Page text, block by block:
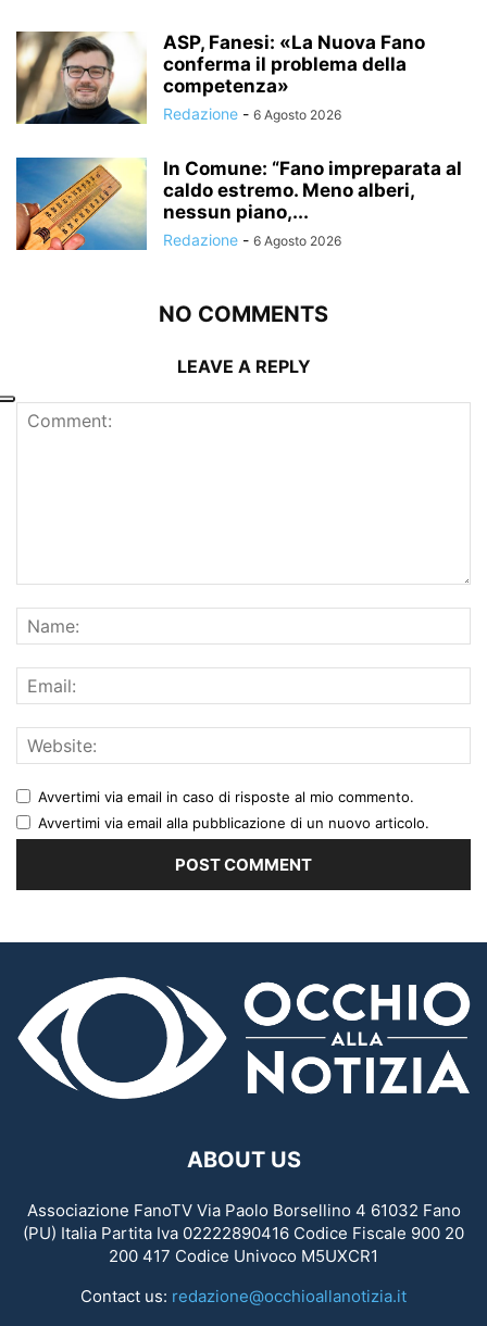
ASP, Fanesi: «La Nuova Fano
conferma il problema della
competenza»
Redazione - 6 Agosto 2026
In Comune: “Fano impreparata al
caldo estremo. Meno alberi,
nessun piano,...
Redazione - 6 Agosto 2026
NO COMMENTS
LEAVE A REPLY
Avvertimi via email in caso di risposte al mio commento.
Avvertimi via email alla pubblicazione di un nuovo articolo.
ABOUT US
Associazione FanoTV Via Paolo Borsellino 4 61032 Fano
(PU) Italia Partita Iva 02222890416 Codice Fiscale 900 20
200 417 Codice Univoco M5UXCR1
Contact us: redazione@occhioallanotizia.it